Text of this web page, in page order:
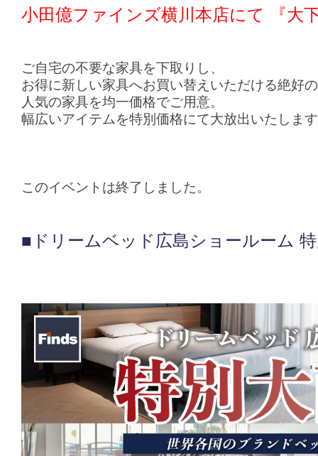
小田億ファインズ横川本店にて 『大
ご自宅の不要な家具を下取りし、
お得に新しい家具へお買い替えいただける絶好
人気の家具を均一価格でご用意。
幅広いアイテムを特別価格にて大放出いたしま
このイベントは終了しました。
■ドリームベッド広島ショールーム